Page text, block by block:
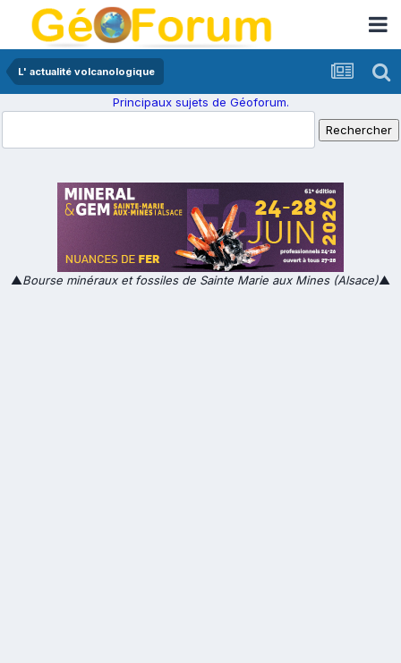
L' actualité volcanologique
Principaux sujets de Géoforum.
▲Bourse minéraux et fossiles de Sainte Marie aux Mines (Alsace)▲